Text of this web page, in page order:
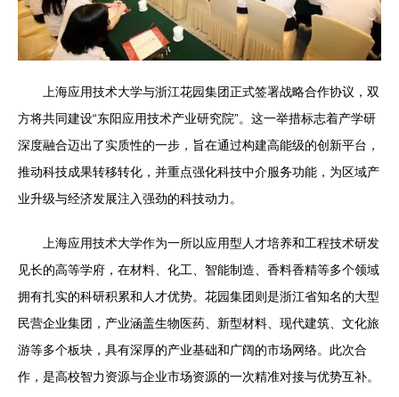
上海应用技术大学与浙江花园集团正式签署战略合作协议，双
方将共同建设“东阳应用技术产业研究院”。这一举措标志着产学研
深度融合迈出了实质性的一步，旨在通过构建高能级的创新平台，
推动科技成果转移转化，并重点强化科技中介服务功能，为区域产
业升级与经济发展注入强劲的科技动力。
上海应用技术大学作为一所以应用型人才培养和工程技术研发
见长的高等学府，在材料、化工、智能制造、香料香精等多个领域
拥有扎实的科研积累和人才优势。花园集团则是浙江省知名的大型
民营企业集团，产业涵盖生物医药、新型材料、现代建筑、文化旅
游等多个板块，具有深厚的产业基础和广阔的市场网络。此次合
作，是高校智力资源与企业市场资源的一次精准对接与优势互补。